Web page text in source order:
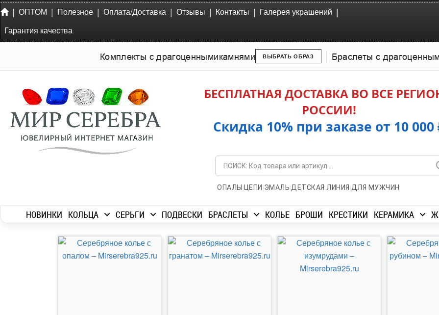
| ОПТОМ | Полезное | Оплата/Доставка | Отзывы | Контакты | Галерея украшений |
Гарантия качества
Комплекты с драгоценнымикамнями ВЫБРАТЬ ОБРАЗ Браслеты с
БЕСПЛАТНАЯ ДОСТАВКА ВО ВСЕ
РОССИИ!
Скидка 10% при заказе от 10 000
ОПАЛЫ | ЦЕПИ |ЭМАЛЬ|ДЕТСКАЯ ЛИНИЯ |ДЛЯ МУЖЧИН
НОВИНКИ КОЛЬЦА СЕРЬГИ ПОДВЕСКИ БРАСЛЕТЫ КОЛЬЕ БРОШИ КРЕСТИКИ КЕРАМИКА